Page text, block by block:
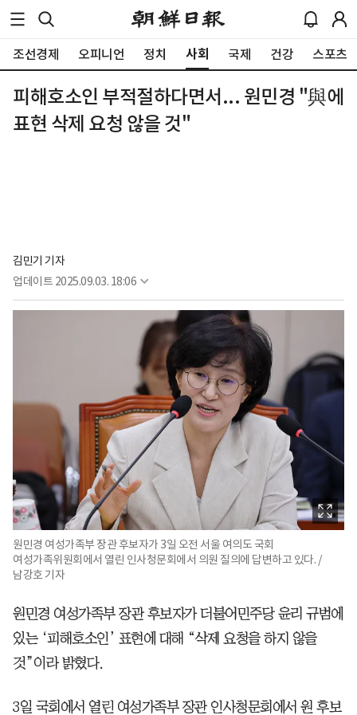
조선경제 오피니언 정치 사회 국제 건강 스포츠
피해호소인 부적절하다면서... 원민경 "與에
표현 삭제 요청 않을 것"
김민기 기자
업데이트 2025.09.03. 18:06
원민경 여성가족부 장관 후보자가 3일 오전 서울 여의도 국회
여성가족위원회에서 열린 인사청문회에서 의원 질의에 답변하고 있다. /
남강호 기자
원민경 여성가족부 장관 후보자가 더불어민주당 윤리 규범에
있는 ‘피해호소인’ 표현에 대해 “삭제 요청을 하지 않을
것”이라 밝혔다.
3일 국회에서 열린 여성가족부 장관 인사청문회에서 원 후보